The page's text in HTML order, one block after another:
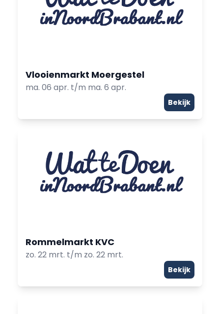
Vlooienmarkt Moergestel
ma. 06 apr. t/m ma. 6 apr.
Bekijk
Rommelmarkt KVC
zo. 22 mrt. t/m zo. 22 mrt.
Bekijk